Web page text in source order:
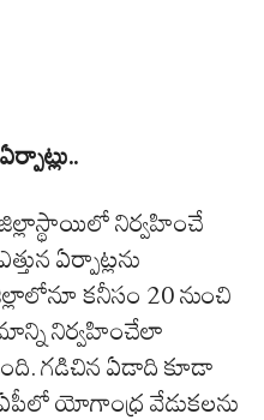
జిల్లాస్థాయిలో నిర్వహించే
ఏర్పాట్లను
కనీసం 20 నుంచి
నిర్వహించేలా
గడిచిన ఏడాది కూడా
ఏపీలో యోగాంధ్ర వేడుకలను